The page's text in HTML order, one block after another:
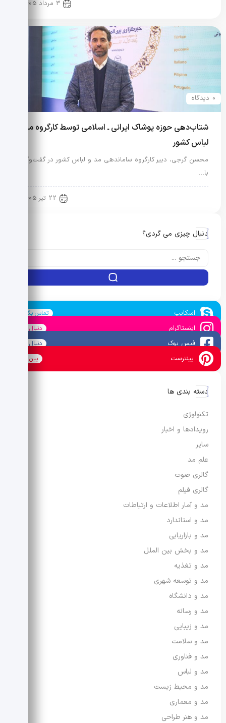
3 مرداد 1405
0 دیدگاه
شتاب‌دهی حوزه پوشاک ایرانی ـ اسلامی توسط کارگروه مد و
لباس کشور
محسن گرجی، دبیر کارگروه ساماندهی مد و لباس کشور در گفت‌وگو
با…
22 تیر 1405
دنبال چیزی می گردی؟
اسکایپ تماس بگیرید
اینستاگرام دنبال کنید
فیس بوک دنبال کنید
پینترست پین کنید
دسته بندی ها
تکنولوژی
رویدادها و اخبار
سایر
علم مد
گالری صوت
گالری فیلم
مد و آمار اطلاعات و ارتباطات
مد و استاندارد
مد و بازاریابی
مد و بخش بین الملل
مد و تغذیه
مد و توسعه شهری
مد و دانشگاه
مد و رسانه
مد و زیبایی
مد و سلامت
مد و فناوری
مد و لباس
مد و محیط زیست
مد و معماری
مد و هنر طراحی